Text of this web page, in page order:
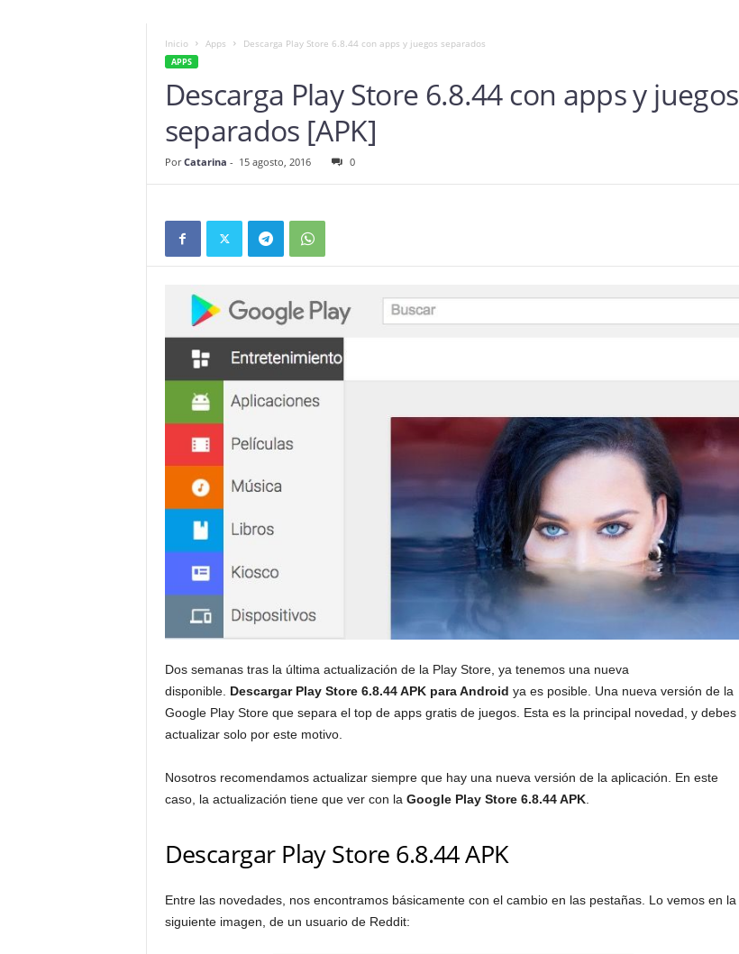
Inicio Apps Descarga Play Store 6.8.44 con apps y juegos separados
APPS
Descarga Play Store 6.8.44 con apps y juegos
separados [APK]
Por Catarina - 15 agosto, 2016 0
Dos semanas tras la última actualización de la Play Store, ya tenemos una nueva
disponible. Descargar Play Store 6.8.44 APK para Android ya es posible. Una nueva versión de la
Google Play Store que separa el top de apps gratis de juegos. Esta es la principal novedad, y debes
actualizar solo por este motivo.
Nosotros recomendamos actualizar siempre que hay una nueva versión de la aplicación. En este
caso, la actualización tiene que ver con la Google Play Store 6.8.44 APK.
Descargar Play Store 6.8.44 APK
Entre las novedades, nos encontramos básicamente con el cambio en las pestañas. Lo vemos en la
siguiente imagen, de un usuario de Reddit: